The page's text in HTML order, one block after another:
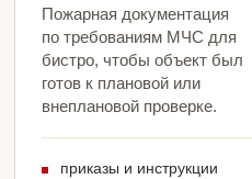
Пожарная документация
по требованиям МЧС для
бистро, чтобы объект был
готов к плановой или
внеплановой проверке.
приказы и инструкции